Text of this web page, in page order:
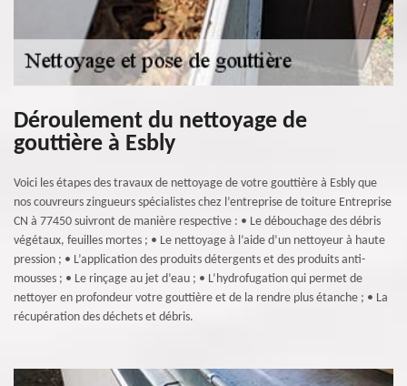
Déroulement du nettoyage de
gouttière à Esbly
Voici les étapes des travaux de nettoyage de votre gouttière à Esbly que
nos couvreurs zingueurs spécialistes chez l’entreprise de toiture Entreprise
CN à 77450 suivront de manière respective : • Le débouchage des débris
végétaux, feuilles mortes ; • Le nettoyage à l’aide d’un nettoyeur à haute
pression ; • L’application des produits détergents et des produits anti-
mousses ; • Le rinçage au jet d’eau ; • L’hydrofugation qui permet de
nettoyer en profondeur votre gouttière et de la rendre plus étanche ; • La
récupération des déchets et débris.